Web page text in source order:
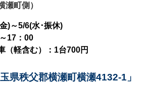
瀬町側）
)～5/6(水･振休)
17：00
（軽含む）：1台700円
玉県秩父郡横瀬町横瀬4132-1」